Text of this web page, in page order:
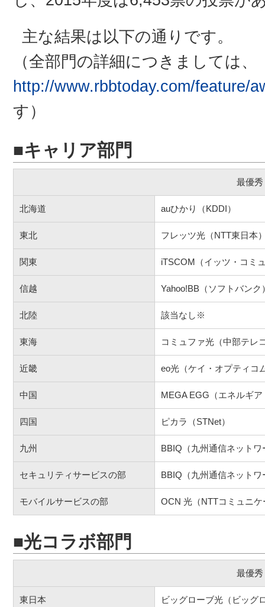
主な結果は以下の通りです。
（全部門の詳細につきましては、
http://www.rbbtoday.com/feature/
す）
■キャリア部門
最優秀
北海道 auひかり（KDDI）
東北 フレッツ光（NTT東日本
関東 iTSCOM（イッツ・コミ
信越 Yahoo!BB（ソフトバンク
北陸 該当なし※
東海 コミュファ光（中部テレ
近畿 eo光（ケイ・オプティコ
中国 MEGA EGG（エネルギ
四国 ピカラ（STNet）
九州 BBIQ（九州通信ネットワ
セキュリティサービスの部 BBIQ（九州通信ネットワ
モバイルサービスの部 OCN 光（NTTコミュニ
■光コラボ部門
最優秀
東日本 ビッグローブ光（ビッグ